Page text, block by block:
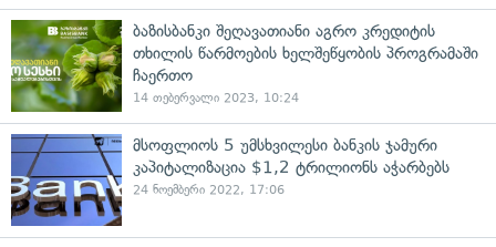
ბაზისბანკი შეღავათიანი აგრო კრედიტის
თხილის წარმოების ხელშეწყობის პროგრამაში
ჩაერთო
14 თებერვალი 2023, 10:24
მსოფლიოს 5 უმსხვილესი ბანკის ჯამური
კაპიტალიზაცია $1,2 ტრილიონს აჭარბებს
24 ნოემბერი 2022, 17:06